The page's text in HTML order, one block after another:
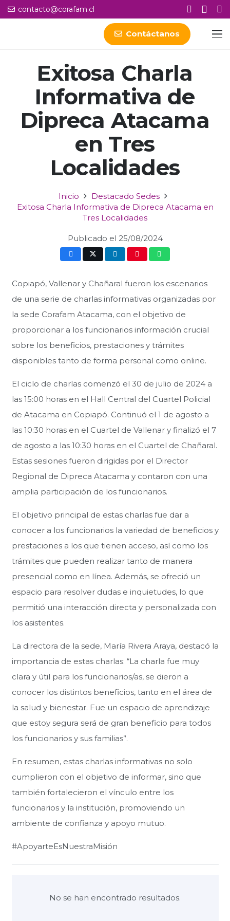
contacto@corafam.cl
Contáctanos
Exitosa Charla
Informativa de
Dipreca Atacama
en Tres
Localidades
Inicio
Destacado Sedes
Exitosa Charla Informativa de Dipreca Atacama en
Tres Localidades
Publicado el 25/08/2024
Copiapó, Vallenar y Chañaral fueron los escenarios
de una serie de charlas informativas organizadas por
la sede Corafam Atacama, con el objetivo de
proporcionar a los funcionarios información crucial
sobre los beneficios, prestaciones y trámites
disponibles tanto de forma personal como online.
El ciclo de charlas comenzó el 30 de julio de 2024 a
las 15:00 horas en el Hall Central del Cuartel Policial
de Atacama en Copiapó. Continuó el 1 de agosto a
las 10:30 horas en el Cuartel de Vallenar y finalizó el 7
de agosto a las 10:30 horas en el Cuartel de Chañaral.
Estas sesiones fueron dirigidas por el Director
Regional de Dipreca Atacama y contaron con una
amplia participación de los funcionarios.
El objetivo principal de estas charlas fue dar a
conocer a los funcionarios la variedad de beneficios y
prestaciones a los que tienen acceso, así como los
trámites que pueden realizar tanto de manera
presencial como en línea. Además, se ofreció un
espacio para resolver dudas e inquietudes, lo que
permitió una interacción directa y personalizada con
los asistentes.
La directora de la sede, María Rivera Araya, destacó la
importancia de estas charlas: “La charla fue muy
clara y útil para los funcionarios/as, se dieron a
conocer los distintos beneficios, tanto en el área de
la salud y bienestar. Fue un espacio de aprendizaje
que estoy segura será de gran beneficio para todos
los funcionarios y sus familias”.
En resumen, estas charlas informativas no solo
cumplieron con el objetivo de informar, sino que
también fortalecieron el vínculo entre los
funcionarios y la institución, promoviendo un
ambiente de confianza y apoyo mutuo.
#ApoyarteEsNuestraMisión
No se han encontrado resultados.